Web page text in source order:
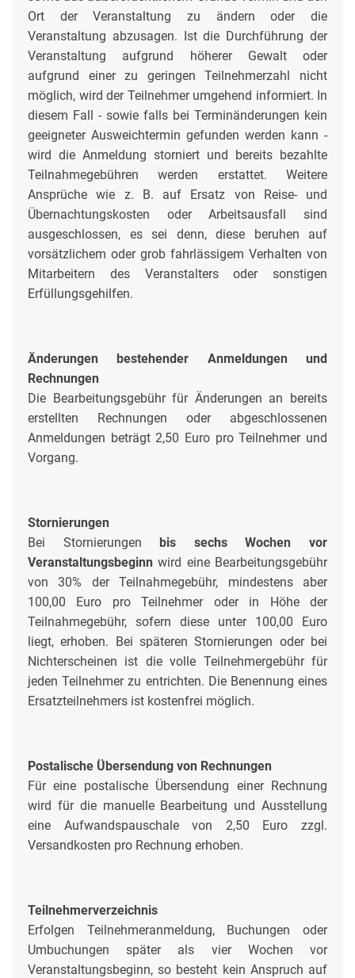
Ort der Veranstaltung zu ändern oder die
Veranstaltung abzusagen. Ist die Durchführung der
Veranstaltung aufgrund höherer Gewalt oder
aufgrund einer zu geringen Teilnehmerzahl nicht
möglich, wird der Teilnehmer umgehend informiert. In
diesem Fall - sowie falls bei Terminänderungen kein
geeigneter Ausweichtermin gefunden werden kann -
wird die Anmeldung storniert und bereits bezahlte
Teilnahmegebühren werden erstattet. Weitere
Ansprüche wie z. B. auf Ersatz von Reise- und
Übernachtungskosten oder Arbeitsausfall sind
ausgeschlossen, es sei denn, diese beruhen auf
vorsätzlichem oder grob fahrlässigem Verhalten von
Mitarbeitern des Veranstalters oder sonstigen
Erfüllungsgehilfen.
Änderungen bestehender Anmeldungen und
Rechnungen
Die Bearbeitungsgebühr für Änderungen an bereits
erstellten Rechnungen oder abgeschlossenen
Anmeldungen beträgt 2,50 Euro pro Teilnehmer und
Vorgang.
Stornierungen
Bei Stornierungen bis sechs Wochen vor
Veranstaltungsbeginn wird eine Bearbeitungsgebühr
von 30% der Teilnahmegebühr, mindestens aber
100,00 Euro pro Teilnehmer oder in Höhe der
Teilnahmegebühr, sofern diese unter 100,00 Euro
liegt, erhoben. Bei späteren Stornierungen oder bei
Nichterscheinen ist die volle Teilnehmergebühr für
jeden Teilnehmer zu entrichten. Die Benennung eines
Ersatzteilnehmers ist kostenfrei möglich.
Postalische Übersendung von Rechnungen
Für eine postalische Übersendung einer Rechnung
wird für die manuelle Bearbeitung und Ausstellung
eine Aufwandspauschale von 2,50 Euro zzgl.
Versandkosten pro Rechnung erhoben.
Teilnehmerverzeichnis
Erfolgen Teilnehmeranmeldung, Buchungen oder
Umbuchungen später als vier Wochen vor
Veranstaltungsbeginn, so besteht kein Anspruch auf